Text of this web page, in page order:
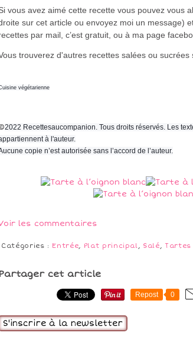
vous avez aimé cette recette vous pouvez vous
sur cet article ou envoyez moi un message)
par mail, c’est gratuit , ou à ma page
trouverez d'autres recettes salées ou sucrées
végétarienne
2022 Recettesaucompanion. Tous droits réservés. Les
à l'auteur.
copie n’est autorisée sans l’accord de l’auteur.
les commentaires
Catégories : Entrée, Plat principal, Salé, Tartes
cet article
Repost 0
S'inscrire à la newsletter